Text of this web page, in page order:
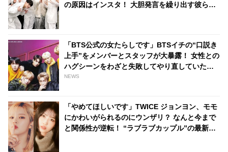
の原因はインスタ！ 大胆発言を繰り出す彼らの
「BTS公式の女たらしです」BTSイチの“口説き
上手”をメンバーとスタッフが大暴露！ 女性との
ハグシーンをわざと失敗してやり直していたと
バラされるメンバーも！ 爆弾発言のオンパレー
NEWS
「やめてほしいです」TWICE ジョンヨン、モモ
にかわいがられるのにウンザリ？ なんと今まで
と関係性が逆転！ “ラブラブカップル”の最新エ